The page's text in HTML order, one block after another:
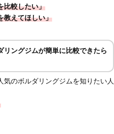
比較したい」
教えてほしい」
リングジムが簡単に比較できたら
のボルダリングジムを知りたい人